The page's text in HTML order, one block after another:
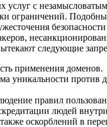
услуг с
ограничений.
безопасности
следующие
применения доменов.
уникальности против
правил
людей
оскорблений в